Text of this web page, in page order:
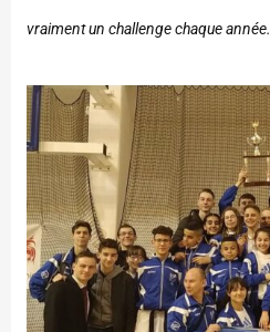
vraiment un challenge chaque année.